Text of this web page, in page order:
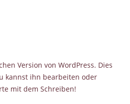
Version von WordPress. Dies
kannst ihn bearbeiten oder
mit dem Schreiben!